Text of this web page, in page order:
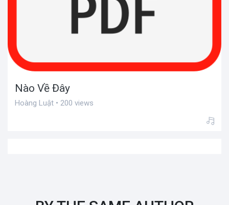
Nào Về Đây
Hoàng Luật • 200 views